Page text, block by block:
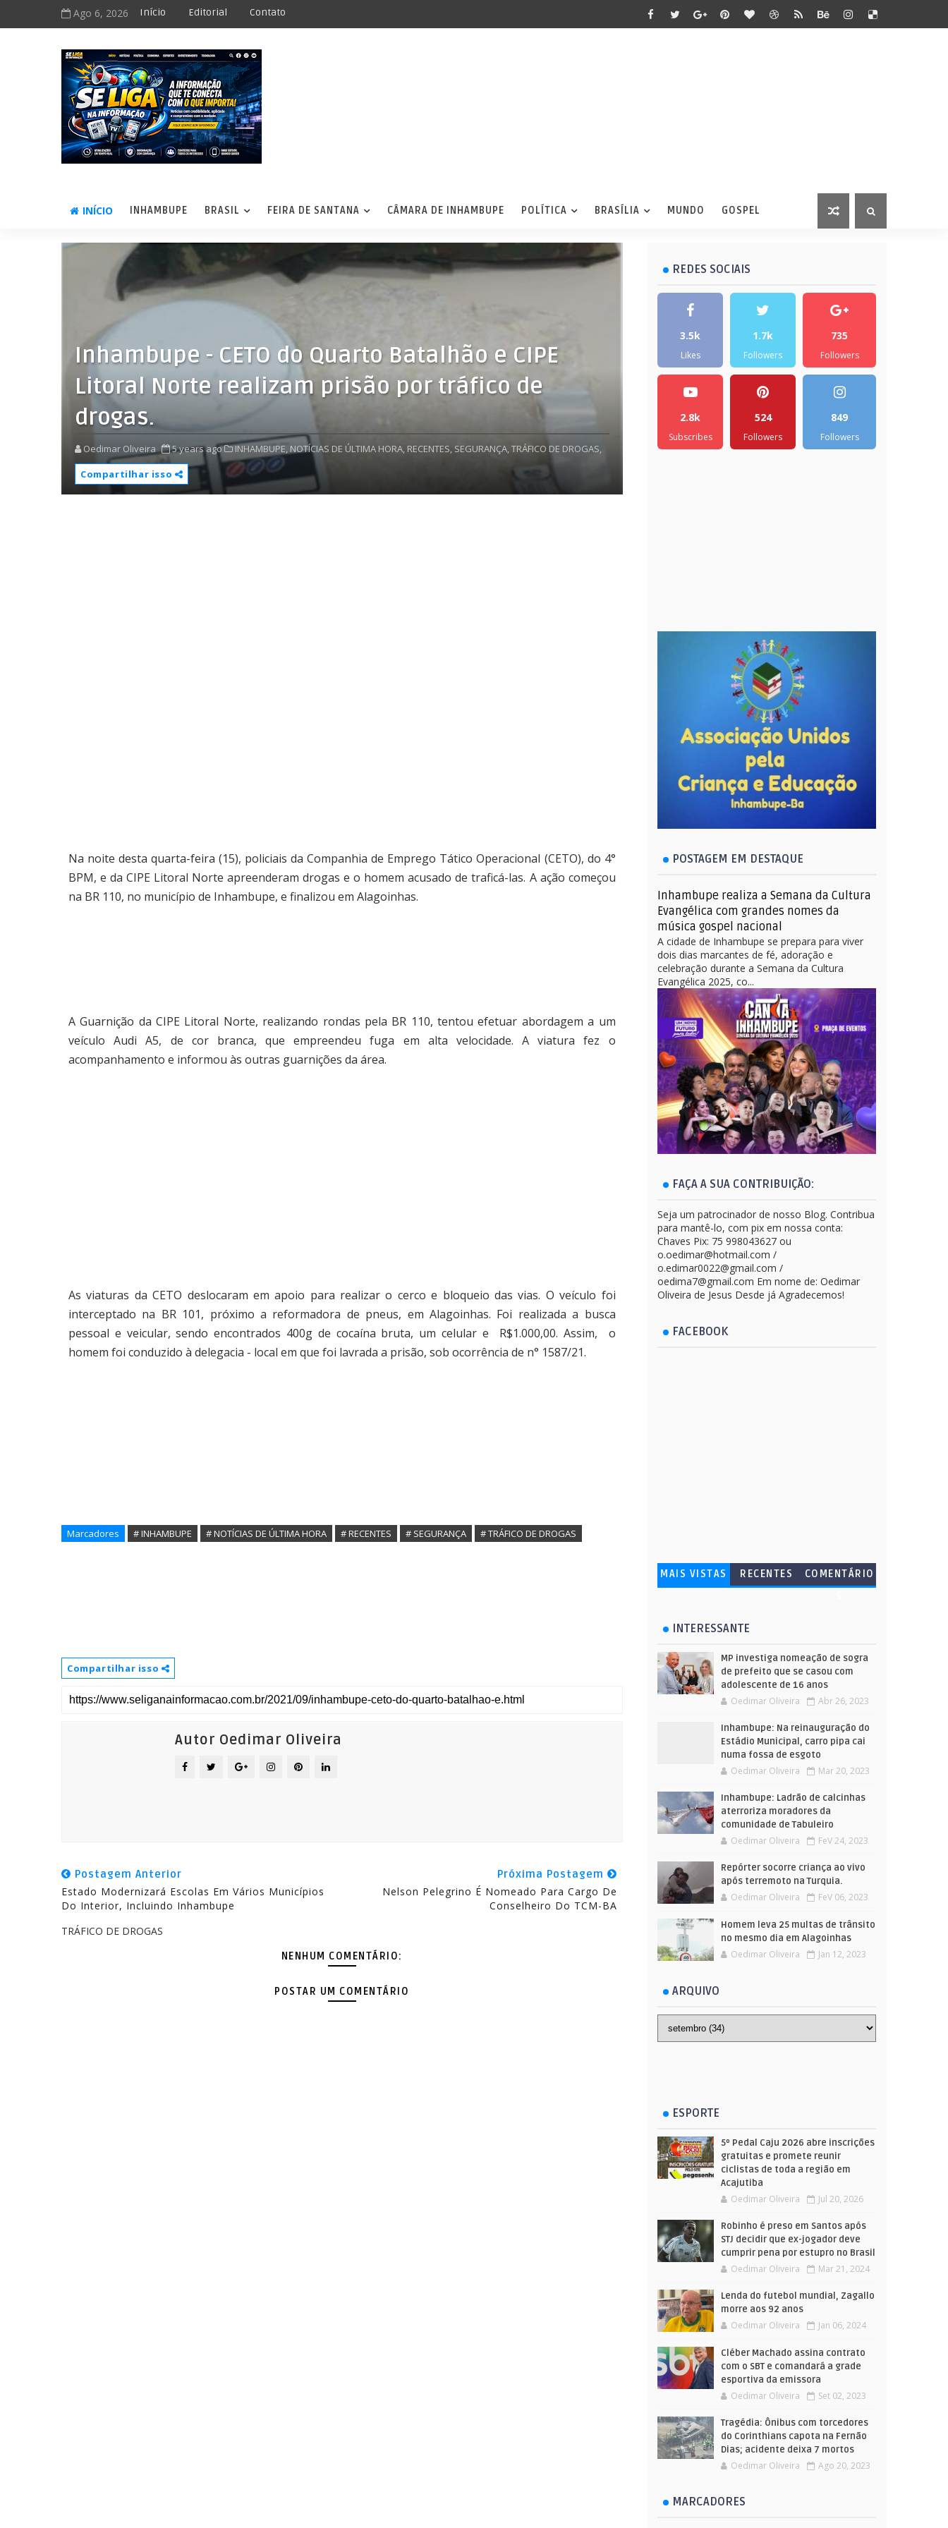
Ago 6, 2026 Início Editorial Contato
INÍCIO INHAMBUPE BRASIL FEIRA DE SANTANA CÂMARA DE INHAMBUPE POLÍTICA BRASÍLIA MUNDO GOSPEL
Inhambupe - CETO do Quarto Batalhão e CIPE
Litoral Norte realizam prisão por tráfico de
drogas.
Oedimar Oliveira 5 years ago INHAMBUPE, NOTÍCIAS DE ÚLTIMA HORA, RECENTES, SEGURANÇA,TRÁFICO DE DROGAS,
Compartilhar isso
Na noite desta quarta-feira (15), policiais da Companhia de Emprego Tático Operacional (CETO), do 4°
BPM, e da CIPE Litoral Norte apreenderam drogas e o homem acusado de traficá-las. A ação começou
na BR 110, no município de Inhambupe, e finalizou em Alagoinhas.
A Guarnição da CIPE Litoral Norte, realizando rondas pela BR 110, tentou efetuar abordagem a um
veículo Audi A5, de cor branca, que empreendeu fuga em alta velocidade. A viatura fez o
acompanhamento e informou às outras guarnições da área.
As viaturas da CETO deslocaram em apoio para realizar o cerco e bloqueio das vias. O veículo foi
interceptado na BR 101, próximo a reformadora de pneus, em Alagoinhas. Foi realizada a busca
pessoal e veicular, sendo encontrados 400g de cocaína bruta, um celular e R$1.000,00. Assim, o
homem foi conduzido à delegacia - local em que foi lavrada a prisão, sob ocorrência de n° 1587/21.
Marcadores # INHAMBUPE # NOTÍCIAS DE ÚLTIMA HORA # RECENTES # SEGURANÇA # TRÁFICO DE DROGAS
Compartilhar isso
Autor Oedimar Oliveira
Postagem Anterior
Estado Modernizará Escolas Em Vários Municípios
Do Interior, Incluindo Inhambupe
Próxima Postagem
Nelson Pelegrino É Nomeado Para Cargo De
Conselheiro Do TCM-BA
TRÁFICO DE DROGAS
NENHUM COMENTÁRIO:
POSTAR UM COMENTÁRIO
REDES SOCIAIS
3.5k
Likes
1.7k
Followers
735
Followers
2.8k
Subscribes
524
Followers
849
Followers
POSTAGEM EM DESTAQUE
Inhambupe realiza a Semana da Cultura
Evangélica com grandes nomes da
música gospel nacional
A cidade de Inhambupe se prepara para viver
dois dias marcantes de fé, adoração e
celebração durante a Semana da Cultura
Evangélica 2025, co...
FAÇA A SUA CONTRIBUIÇÃO:
Seja um patrocinador de nosso Blog. Contribua
para mantê-lo, com pix em nossa conta:
Chaves Pix: 75 998043627 ou
o.oedimar@hotmail.com /
o.edimar0022@gmail.com /
oedima7@gmail.com Em nome de: Oedimar
Oliveira de Jesus Desde já Agradecemos!
FACEBOOK
MAIS VISTAS RECENTES
COMENTÁRIO
INTERESSANTE
MP investiga nomeação de sogra
de prefeito que se casou com
adolescente de 16 anos
Oedimar Oliveira Abr 26, 2023
Inhambupe: Na reinauguração do
Estádio Municipal, carro pipa cai
numa fossa de esgoto
Oedimar Oliveira Mar 20, 2023
Inhambupe: Ladrão de calcinhas
aterroriza moradores da
comunidade de Tabuleiro
Oedimar Oliveira FeV 24, 2023
Repórter socorre criança ao vivo
após terremoto na Turquia.
Oedimar Oliveira FeV 06, 2023
Homem leva 25 multas de trânsito
no mesmo dia em Alagoinhas
Oedimar Oliveira Jan 12, 2023
ARQUIVO
ESPORTE
5º Pedal Caju 2026 abre inscrições
gratuitas e promete reunir
ciclistas de toda a região em
Acajutiba
Oedimar Oliveira Jul 20, 2026
Robinho é preso em Santos após
STJ decidir que ex-jogador deve
cumprir pena por estupro no Brasil
Oedimar Oliveira Mar 21, 2024
Lenda do futebol mundial, Zagallo
morre aos 92 anos
Oedimar Oliveira Jan 06, 2024
Cléber Machado assina contrato
com o SBT e comandará a grade
esportiva da emissora
Oedimar Oliveira Set 02, 2023
Tragédia: Ônibus com torcedores
do Corinthians capota na Fernão
Dias; acidente deixa 7 mortos
Oedimar Oliveira Ago 20, 2023
MARCADORES